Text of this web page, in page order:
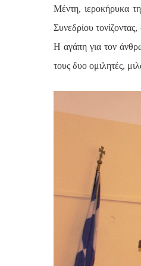
Μέντη, ιεροκήρυκα
Συνεδρίου
Η αγάπη για τον
τους δυο ομιλητές,